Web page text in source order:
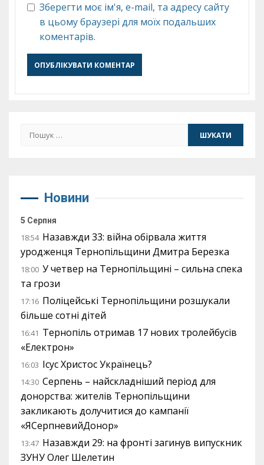
Зберегти моє ім'я, e-mail, та адресу сайту
в цьому браузері для моїх подальших
коментарів.
Пошук:
Новини
5 Серпня
18:54 Назавжди 33: війна обірвала життя
уродженця Тернопільщини Дмитра Березка
18:00 У четвер на Тернопільщині – сильна спека
та грози
17:16 Поліцейські Тернопільщини розшукали
більше сотні дітей
16:41 Тернопіль отримав 17 нових тролейбусів
«Електрон»
16:03 Ісус Христос Українець?
14:30 Серпень – найскладніший період для
донорства: жителів Тернопільщини
закликають долучитися до кампанії
«ЯСерпневийДонор»
13:47 Назавжди 29: на фронті загинув випускник
ЗУНУ Олег Шелетин